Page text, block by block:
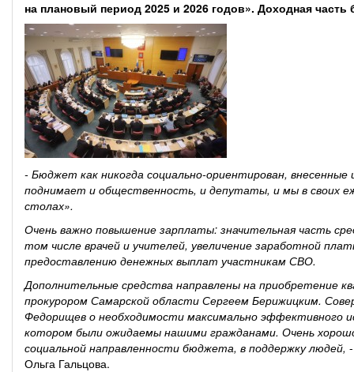
на плановый период 2025 и 2026 годов». Доходная
- Бюджет как никогда социально-ориентирован,
поднимает и общественность, и депутаты, и мы в своих
столах».
Очень важно повышение зарплаты: значительная часть
том числе врачей и учителей, увеличение заработной
предоставлению денежных выплат участникам СВО.
Дополнительные средства направлены на приобретение
прокурором Самарской области Сергеем Берижицким.
Федорищев о необходимости максимально эффективного
котором были ожидаемы нашими гражданами. Очень
социальной направленности бюджета, в поддержку людей,
Ольга Гальцова.